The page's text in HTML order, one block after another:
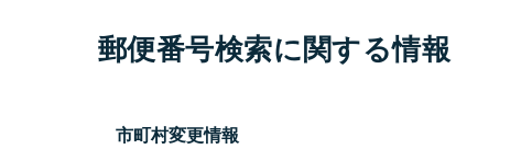
郵便番号検索に関する情報
市町村変更情報